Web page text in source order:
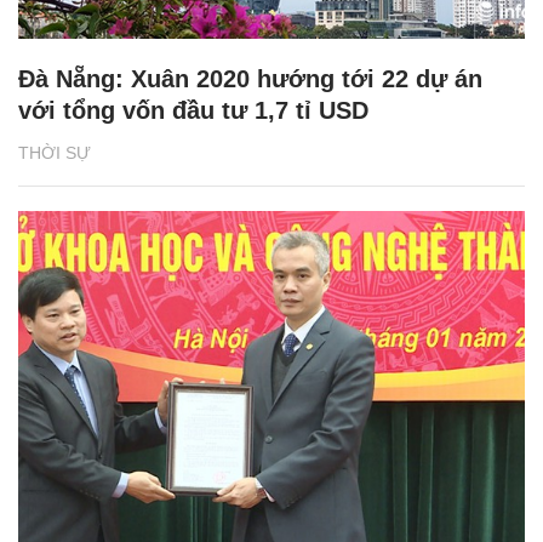
THỜI SỰ
Đà Nẵng: Xuân 2020 hướng tới 22 dự án
với tổng vốn đầu tư 1,7 tỉ USD